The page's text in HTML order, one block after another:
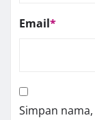
Email*
Simpan